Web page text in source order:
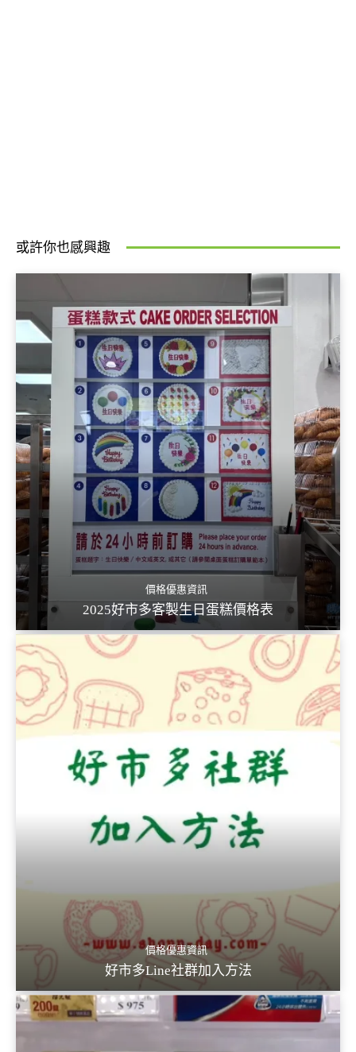
或許你也感興趣
價格優惠資訊
2025好市多客製生日蛋糕價格表
價格優惠資訊
好市多Line社群加入方法